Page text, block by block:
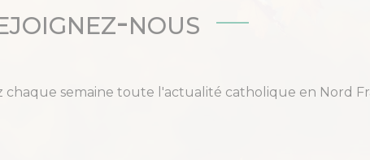
nous
semaine toute l'actualité catholique en Nord